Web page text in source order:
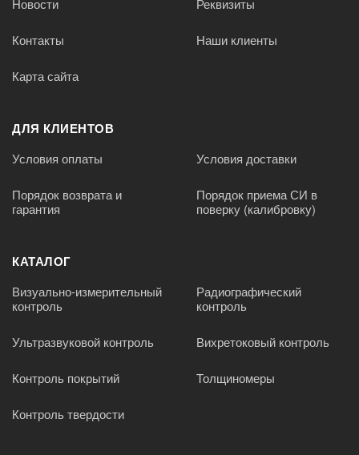
Контакты Наши клиенты
Карта сайта
ДЛЯ КЛИЕНТОВ
Условия оплаты Условия доставки
Порядок возврата и
гарантия
Порядок приема СИ в
поверку (калибровку)
КАТАЛОГ
Визуально-измерительный
контроль
Радиографический
контроль
Ультразвуковой контроль Вихретоковый контроль
Контроль покрытий Толщиномеры
Контроль твердости